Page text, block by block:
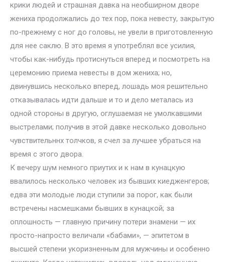
крики людей и страшная давка на необширном дворе
жениха продолжались до тех пор, пока невесту, закрытую
по-прежнему с ног до головы, не увели в приготовленную
для нее саклю. В это время я употреблял все усилия,
чтобы как-нибудь протиснуться вперед и посмотреть на
церемонию приема невесты в дом жениха; но,
двинувшись несколько вперед, лошадь моя решительно
отказывалась идти дальше и то и дело металась из
одной стороны в другую, оглушаемая не умолкавшими
выстрелами; получив в этой давке несколько довольно
чувствительннх толчков, я счел за лучшее убраться на
время с этого двора.
К вечеру шум немного приутих и к нам в кунацкую
ввалилось несколько человек из бывших киедженгеров;
едва эти молодые люди ступили за порог, как были
встречены насмешками бывших в кунацкой; за
оплошность — главную причину потери знамени — их
просто-напросто величали «бабами», — эпитетом в
высшей степени укоризненным для мужчины и особенно